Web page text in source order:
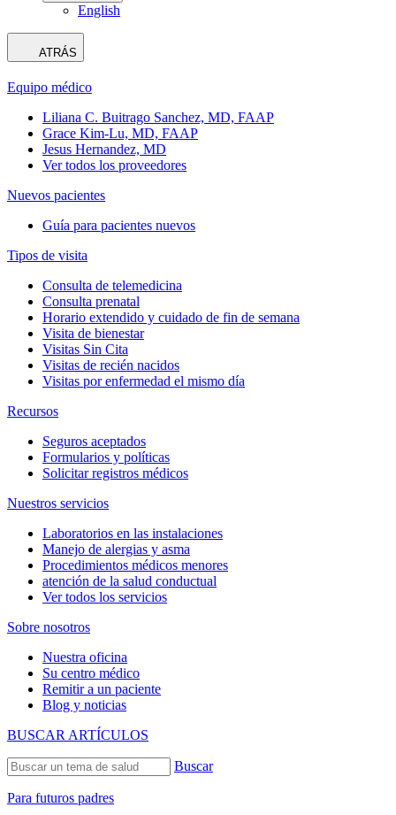
English
ATRÁS
Equipo médico
Liliana C. Buitrago Sanchez, MD, FAAP
Grace Kim-Lu, MD, FAAP
Jesus Hernandez, MD
Ver todos los proveedores
Nuevos pacientes
Guía para pacientes nuevos
Tipos de visita
Consulta de telemedicina
Consulta prenatal
Horario extendido y cuidado de fin de semana
Visita de bienestar
Visitas Sin Cita
Visitas de recién nacidos
Visitas por enfermedad el mismo día
Recursos
Seguros aceptados
Formularios y políticas
Solicitar registros médicos
Nuestros servicios
Laboratorios en las instalaciones
Manejo de alergias y asma
Procedimientos médicos menores
atención de la salud conductual
Ver todos los servicios
Sobre nosotros
Nuestra oficina
Su centro médico
Remitir a un paciente
Blog y noticias
BUSCAR ARTÍCULOS
Buscar
Para futuros padres